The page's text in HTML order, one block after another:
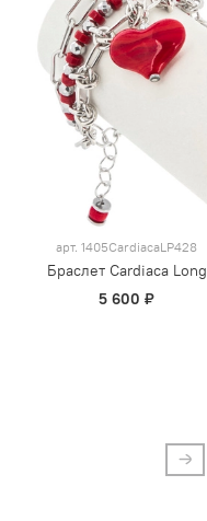
арт. 1405CardiacaLP428
Браслет Cardiaca Long
5 600 ₽